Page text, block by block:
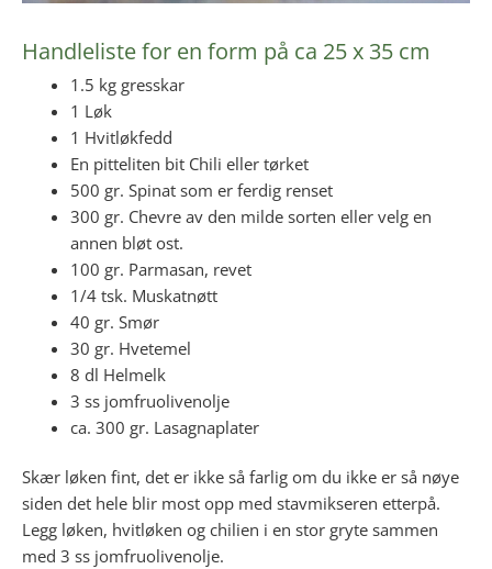
Handleliste for en form på ca 25 x 35 cm
1.5 kg gresskar
1 Løk
1 Hvitløkfedd
En pitteliten bit Chili eller tørket
500 gr. Spinat som er ferdig renset
300 gr. Chevre av den milde sorten eller velg en
annen bløt ost.
100 gr. Parmasan, revet
1/4 tsk. Muskatnøtt
40 gr. Smør
30 gr. Hvetemel
8 dl Helmelk
3 ss jomfruolivenolje
ca. 300 gr. Lasagnaplater
Skær løken fint, det er ikke så farlig om du ikke er så nøye
siden det hele blir most opp med stavmikseren etterpå.
Legg løken, hvitløken og chilien i en stor gryte sammen
med 3 ss jomfruolivenolje.